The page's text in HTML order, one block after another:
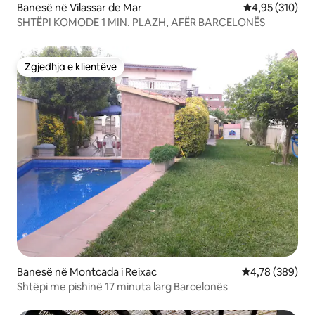
Banesë në Vilassar de Mar Vlerësimi
4,95 (310)
SHTËPI KOMODE 1 MIN. PLAZH, AFËR BARCELONËS
Zgjedhja e klientëve
Zgjedhja e klientëve
Banesë në Montcada i Reixac Vlerësimi
4,78 (389)
Shtëpi me pishinë 17 minuta larg Barcelonës